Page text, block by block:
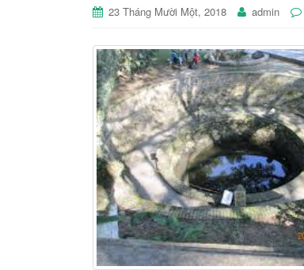
23 Tháng Mười Một, 2018 admin